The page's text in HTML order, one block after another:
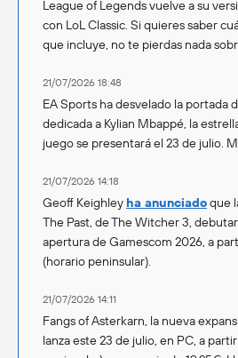
League of Legends vuelve a su
con LoL Classic. Si quieres saber
que incluye, no te pierdas nada
21/07/2026 18:48
EA Sports ha desvelado la portada
dedicada a Kylian Mbappé, la
juego se presentará el 23 de julio.
21/07/2026 14:18
Geoff Keighley ha anunciadoque
The Past, de The Witcher 3,
apertura de Gamescom 2026, a
(horario peninsular).
21/07/2026 14:11
Fangs of Asterkarn, la nueva
lanza este 23 de julio, en PC, a